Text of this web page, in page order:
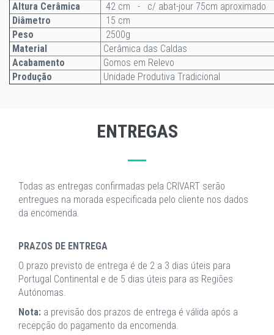
Altura Cerâmica
42 cm - c/ abat-jour 75cm aproximado
Diâmetro
15 cm
Peso
2500g
Material
Cerâmica das Caldas
Acabamento
Gomos em Relevo
Produção
Unidade Produtiva Tradicional
ENTREGAS
Todas as entregas confirmadas pela CRIVART serão
entregues na morada especificada pelo cliente nos dados
da encomenda.
PRAZOS DE ENTREGA
O prazo previsto de entrega é de 2 a 3 dias úteis para
Portugal Continental e de 5 dias úteis para as Regiões
Autónomas.
Nota: a previsão dos prazos de entrega é válida após a
recepção do pagamento da encomenda.